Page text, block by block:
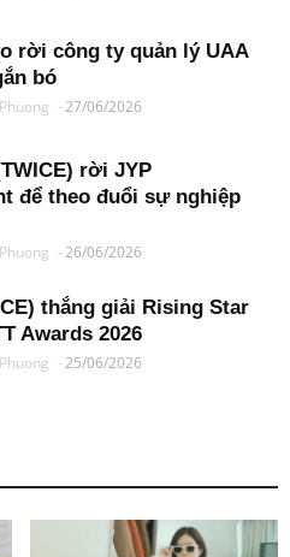
rời công ty quản lý UAA
bó
-27/06/2026
rời JYP
để theo đuổi sự nghiệp
-26/06/2026
thắng giải Rising Star
Awards 2026
-25/06/2026